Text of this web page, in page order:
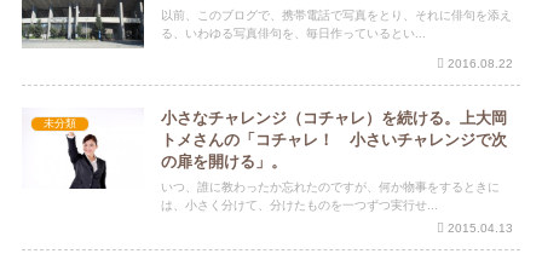
以前、このブログで、携帯電話で写真をとり、それに俳句を添え
る、いわゆる写真俳句を、毎日作っているとい...
2016.08.22
未分類
小さなチャレンジ（コチャレ）を続ける。上大岡
トメさんの「コチャレ！ 小さいチャレンジで次
の扉を開ける」。
いつ、誰に教わったか忘れたのですが、何か物事をするときに
は、小さく分けて、分けたものを一つずつ実行せ...
2015.04.13